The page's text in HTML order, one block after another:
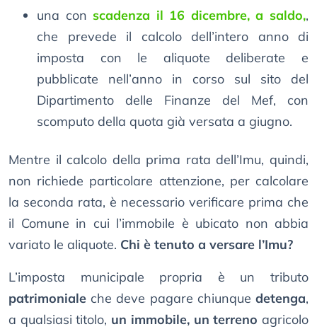
una con scadenza il 16 dicembre, a saldo,,
che prevede il calcolo dell’intero anno di
imposta con le aliquote deliberate e
pubblicate nell’anno in corso sul sito del
Dipartimento delle Finanze del Mef, con
scomputo della quota già versata a giugno.
Mentre il calcolo della prima rata dell’Imu, quindi,
non richiede particolare attenzione, per calcolare
la seconda rata, è necessario verificare prima che
il Comune in cui l’immobile è ubicato non abbia
variato le aliquote. Chi è tenuto a versare l’Imu?
L’imposta municipale propria è un tributo
patrimoniale che deve pagare chiunque detenga,
a qualsiasi titolo, un immobile, un terreno agricolo